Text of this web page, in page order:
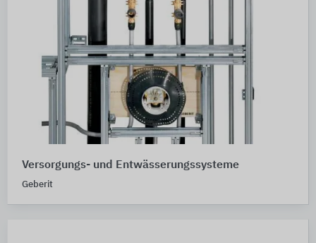
Versorgungs- und Entwässerungssysteme
Geberit